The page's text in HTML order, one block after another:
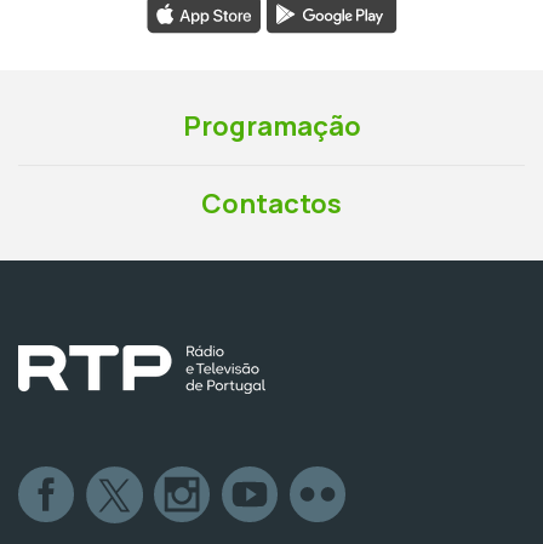
Programação
Contactos